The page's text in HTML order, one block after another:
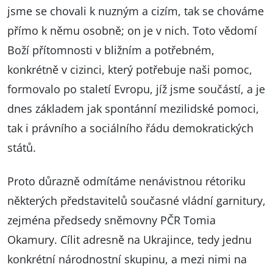
jsme se chovali k nuzným a cizím, tak se chováme
přímo k němu osobně; on je v nich. Toto vědomí
Boží přítomnosti v bližním a potřebném,
konkrétně v cizinci, který potřebuje naši pomoc,
formovalo po staletí Evropu, jíž jsme součástí, a je
dnes základem jak spontánní mezilidské pomoci,
tak i právního a sociálního řádu demokratických
států.
Proto důrazně odmítáme nenávistnou rétoriku
některých představitelů současné vládní garnitury,
zejména předsedy sněmovny PČR Tomia
Okamury. Cílit adresně na Ukrajince, tedy jednu
konkrétní národnostní skupinu, a mezi nimi na